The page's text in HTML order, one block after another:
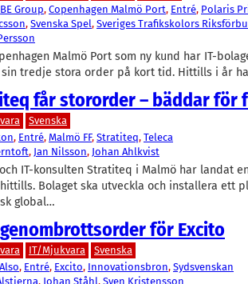
BE Group, Copenhagen Malmö Port, Entré, Polaris
, Svenska Spel, Sveriges Trafikskolors
Malmö Port som ny kund har IT-
sin tredje stora order på kort tid. Hittills i år
får stororder – bäddar för
Svenska
, Entré, Malmö FF, Stratiteq, Teleca
, Jan Nilsson, Johan Ahlkvist
IT-konsulten Stratiteq i Malmö har landat
Bolaget ska utveckla och installera ett
global…
för Excito
IT/Mjukvara Svenska
Also, Entré, Excito, Innovationsbron, Sydsvenskan
, Johan Ståhl, Sven Kristensson